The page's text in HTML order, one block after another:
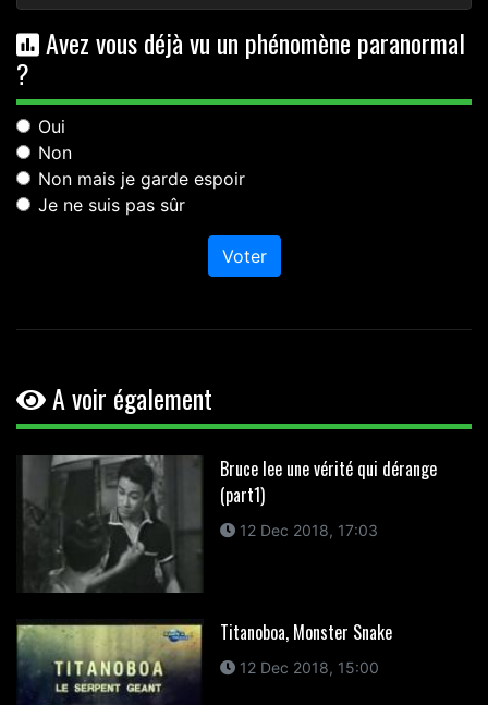
Avez vous déjà vu un phénomène paranormal
?
Oui
Non
Non mais je garde espoir
Je ne suis pas sûr
Voter
A voir également
Bruce lee une vérité qui dérange
(part1)
12 Dec 2018, 17:03
Titanoboa, Monster Snake
12 Dec 2018, 15:00